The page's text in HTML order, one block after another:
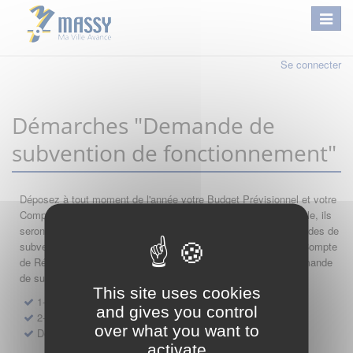
Se connecter
Démarches "Demande de
subvention de fonctionnement"
Déposez à tout moment de l'année votre Budget Prévisionnel et votre
Compte de Résultat : si leur année comptable est encore valable, ils
seront automatiquement réutilisés lors de vos nouvelles demandes de
subvention. Par conséquent merci de saisir dans l'ordre votre Compte
de Résultat, votre Budget Prévisionnel, et de finir par votre demande
de subvention.
1- Dépôt de Compte de Résultat de Fonctionnement
2- Dépôt de Budget Prévisionnel de Fonctionnement
Demande de subvention de fonctionnement 2027
This site uses cookies
and gives you control
over what you want to
activate